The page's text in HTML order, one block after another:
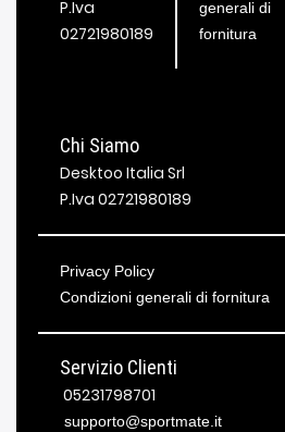
P.Iva
02721980189
generali di
fornitura
Chi Siamo
Desktoo Italia Srl
P.Iva 02721980189
Privacy Policy
Condizioni generali di fornitura
Servizio Clienti
05231798701
supporto@sportmate.it